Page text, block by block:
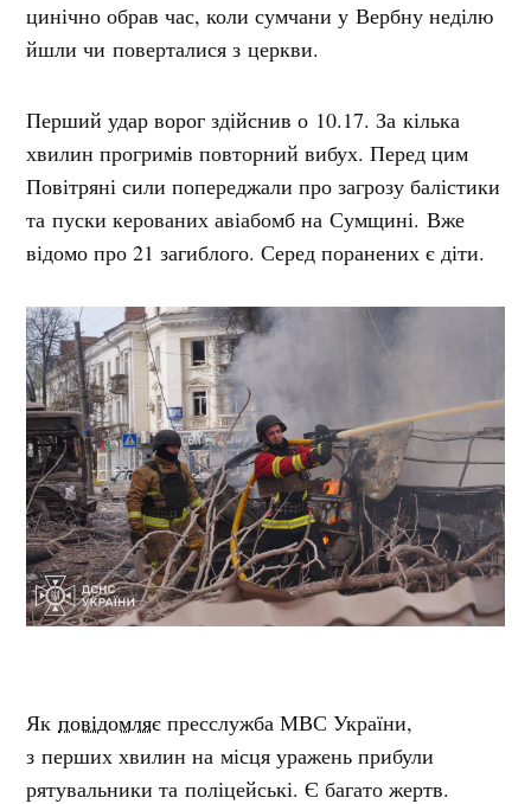
цинічно обрав час, коли сумчани у Вербну неділю
йшли чи поверталися з церкви.
Перший удар ворог здійснив о 10.17. За кілька
хвилин прогримів повторний вибух. Перед цим
Повітряні сили попереджали про загрозу балістики
та пуски керованих авіабомб на Сумщині.Вже
відомо про 21 загиблого. Серед поранених є діти.
Якповідомляє пресслужба МВС України,
з перших хвилин на місця уражень прибули
рятувальники та поліцейські. Є багато жертв.